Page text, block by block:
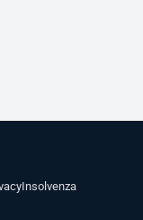
Insolvenza